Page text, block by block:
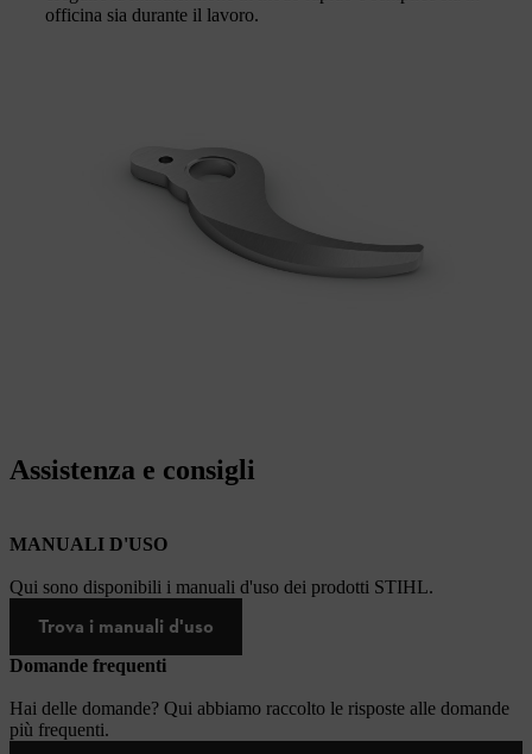
officina sia durante il lavoro.
Assistenza e consigli
MANUALI D'USO
Qui sono disponibili i manuali d'uso dei prodotti STIHL.
Trova i manuali d'uso
Domande frequenti
Hai delle domande? Qui abbiamo raccolto le risposte alle domande
più frequenti.